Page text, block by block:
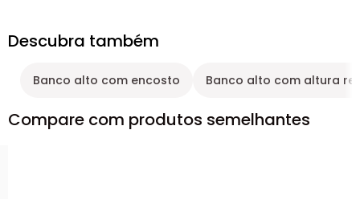
Descubra também
Banco alto com encosto Banco alto com altura
Compare com produtos semelhantes